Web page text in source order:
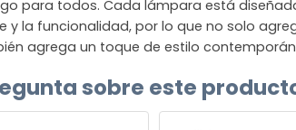
para todos. Cada lámpara está
y la funcionalidad, por lo que no solo
agrega un toque de estilo
sobre este